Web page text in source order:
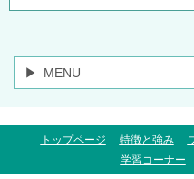
MENU
トップページ 特徴と強み
学習コーナー